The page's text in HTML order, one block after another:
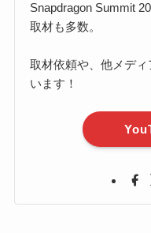
Snapdragon Summit
取材も多数。
取材依頼や、他メデ
います！